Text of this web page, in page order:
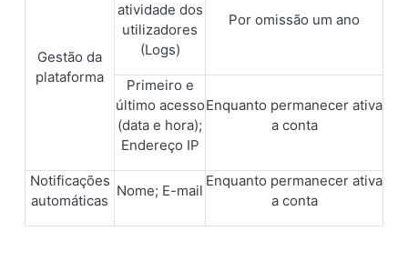
Gestão da
plataforma
atividade dos
utilizadores
(Logs)
Por omissão um ano
Primeiro e
último acesso
(data e hora);
Endereço IP
Enquanto permanecer ativa
a conta
Notificações
automáticas
Nome; E-mail
Enquanto permanecer ativa
a conta